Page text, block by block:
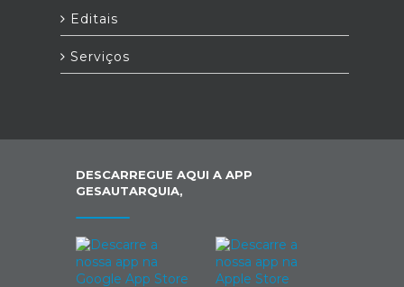
Editais
Serviços
DESCARREGUE AQUI A APP
GESAUTARQUIA,